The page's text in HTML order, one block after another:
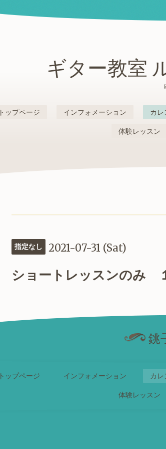
ギター教室
トップページ インフォメーション カレ
体験レッスン
指定なし 2021-07-31 (Sat)
ショートレッスンのみ
銚
トップページ インフォメーション カ
体験レッスン